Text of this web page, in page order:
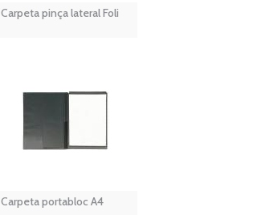
Carpeta pinça lateral Foli
Carpeta portabloc A4